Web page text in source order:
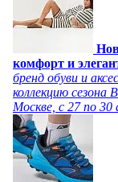
комфорт и
бренд обуви и
коллекцию сезона
Москве, с 27 по 30